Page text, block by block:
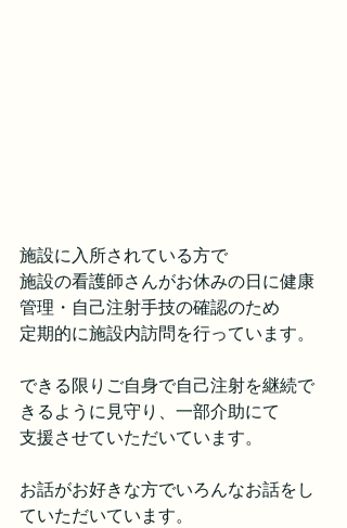
施設に入所されている方で
施設の看護師さんがお休みの日に健康
管理・自己注射手技の確認のため
定期的に施設内訪問を行っています。
できる限りご自身で自己注射を継続で
きるように見守り、一部介助にて
支援させていただいています。
お話がお好きな方でいろんなお話をし
ていただいています。